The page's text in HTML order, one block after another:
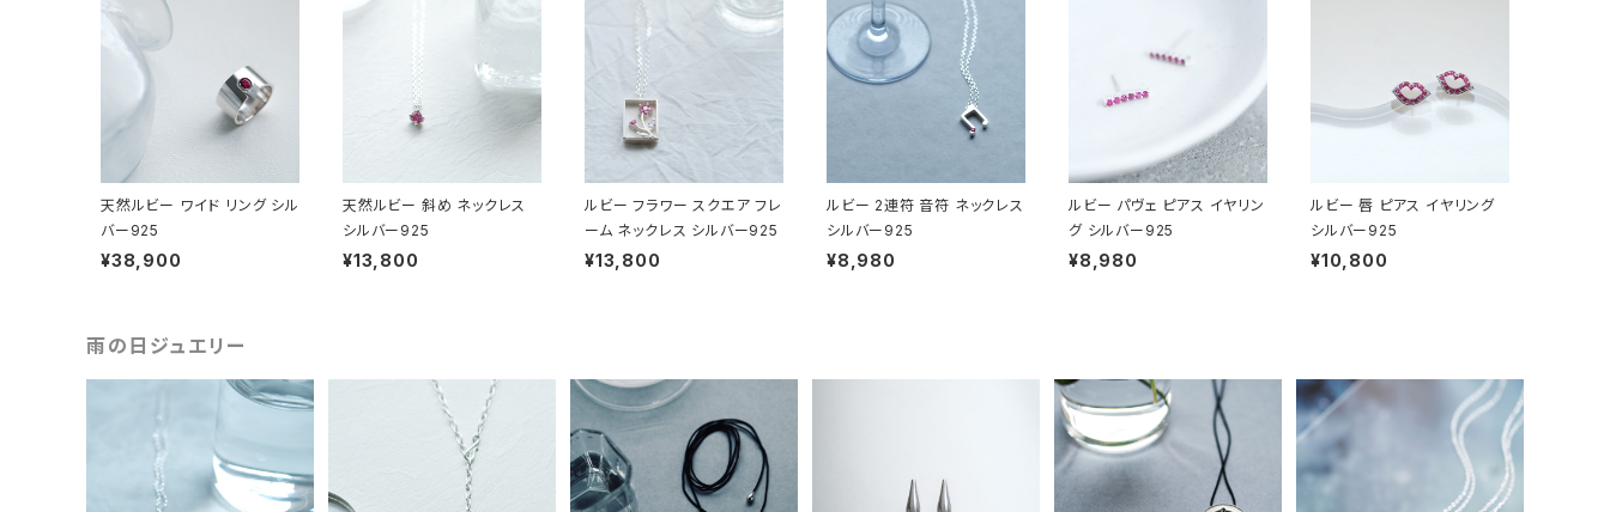
天然ルビー ワイド リング シル
バー925
¥38,900
天然ルビー 斜め ネックレス
シルバー925
¥13,800
ルビー フラワー スクエア フレ
ーム ネックレス シルバー925
¥13,800
ルビー 2連符 音符 ネックレス
シルバー925
¥8,980
ルビー パヴェ ピアス イヤリン
グ シルバー925
¥8,980
ルビー 唇 ピアス イヤリング
シルバー925
¥10,800
雨の日ジュエリー